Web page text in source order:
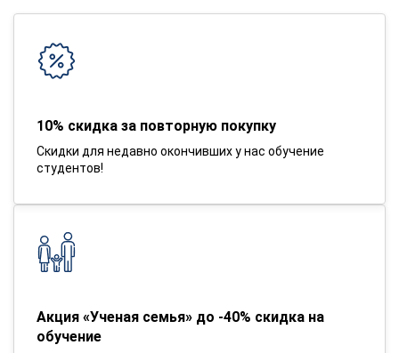
10% скидка за повторную покупку
Скидки для недавно окончивших у нас обучение
студентов!
Акция «Ученая семья» до -40% скидка на
обучение